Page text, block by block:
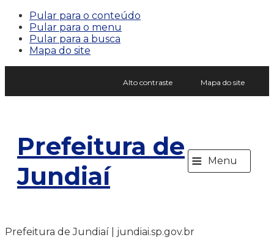
Pular para o conteúdo
Pular para o menu
Pular para a busca
Mapa do site
Alto contraste Mapa do site
Prefeitura de
Jundiaí
≡ Menu
Prefeitura de Jundiaí | jundiai.sp.gov.br